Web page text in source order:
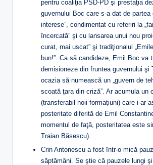
pentru coaliţia PSD-PD şi prestaţia
guvernului Boc care s-a dat de partea
interese”, condimentat cu referiri la
încercată” şi cu lansarea unui nou
curat, mai uscat” şi tradiţionalul
bun!”. Ca să candideze, Emil Boc va
demisioneze din fruntea guvernului şi
ocazia să numească un „guvern de
scoată ţara din criză”. Ar acumula un
(transferabil noii formaţiuni) care i-ar
posteritate diferită de Emil
momentul de faţă, posteritatea este
Traian Băsescu).
Crin Antonescu a fost într-o mică
săptămâni. Se ştie că pauzele lungi